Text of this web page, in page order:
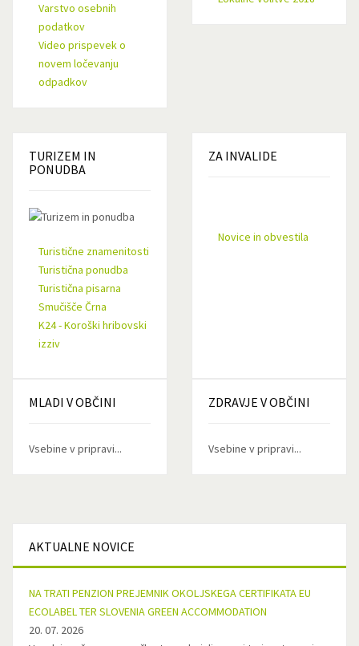
Varstvo osebnih
podatkov
Video prispevek o
novem ločevanju
odpadkov
TURIZEM IN
PONUDBA
Turistične znamenitosti
Turistična ponudba
Turistična pisarna
Smučišče Črna
K24 - Koroški hribovski
izziv
MLADI V OBČINI
Vsebine v pripravi...
ZA INVALIDE
Novice in obvestila
ZDRAVJE V OBČINI
Vsebine v pripravi...
AKTUALNE NOVICE
NA TRATI PENZION PREJEMNIK OKOLJSKEGA CERTIFIKATA EU
ECOLABEL TER SLOVENIA GREEN ACCOMMODATION
20. 07. 2026